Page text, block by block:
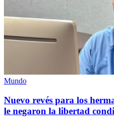
Mundo
Nuevo revés para los
le negaron la libertad